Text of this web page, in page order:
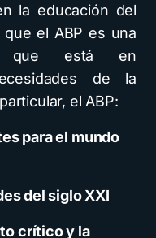
la educación del
el ABP es una
que está en
de la
el ABP:
para el mundo
del siglo XXI
crítico y la